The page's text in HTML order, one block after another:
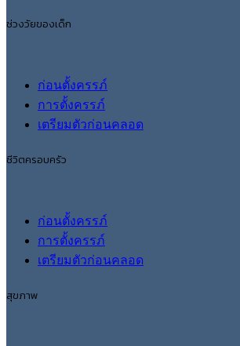
ช่วงวัยของเด็ก
ก่อนตั้งครรภ์
การตั้งครรภ์
เตรียมตัวก่อนคลอด
ชีวิตครอบครัว
ก่อนตั้งครรภ์
การตั้งครรภ์
เตรียมตัวก่อนคลอด
สุขภาพ